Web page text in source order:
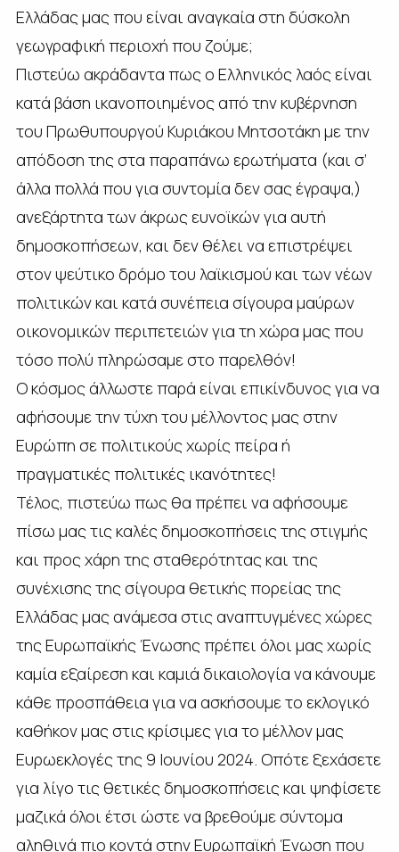
Ελλάδας μας που είναι αναγκαία στη δύσκολη
γεωγραφική περιοχή που ζούμε;
Πιστεύω ακράδαντα πως ο Ελληνικός λαός είναι
κατά βάση ικανοποιημένος από την κυβέρνηση
του Πρωθυπουργού Κυριάκου Μητσοτάκη με την
απόδοση της στα παραπάνω ερωτήματα (και σ’
άλλα πολλά που για συντομία δεν σας έγραψα,)
ανεξάρτητα των άκρως ευνοϊκών για αυτή
δημοσκοπήσεων, και δεν θέλει να επιστρέψει
στον ψεύτικο δρόμο του λαϊκισμού και των νέων
πολιτικών και κατά συνέπεια σίγουρα μαύρων
οικονομικών περιπετειών για τη χώρα μας που
τόσο πολύ πληρώσαμε στο παρελθόν!
Ο κόσμος άλλωστε παρά είναι επικίνδυνος για να
αφήσουμε την τύχη του μέλλοντος μας στην
Ευρώπη σε πολιτικούς χωρίς πείρα ή
πραγματικές πολιτικές ικανότητες!
Τέλος, πιστεύω πως θα πρέπει να αφήσουμε
πίσω μας τις καλές δημοσκοπήσεις της στιγμής
και προς χάρη της σταθερότητας και της
συνέχισης της σίγουρα θετικής πορείας της
Ελλάδας μας ανάμεσα στις αναπτυγμένες χώρες
της Ευρωπαϊκής Ένωσης πρέπει όλοι μας χωρίς
καμία εξαίρεση και καμιά δικαιολογία να κάνουμε
κάθε προσπάθεια για να ασκήσουμε το εκλογικό
καθήκον μας στις κρίσιμες για το μέλλον μας
Ευρωεκλογές της 9 Ιουνίου 2024. Οπότε ξεχάσετε
για λίγο τις θετικές δημοσκοπήσεις και ψηφίσετε
μαζικά όλοι έτσι ώστε να βρεθούμε σύντομα
αληθινά πιο κοντά στην Ευρωπαϊκή Ένωση που